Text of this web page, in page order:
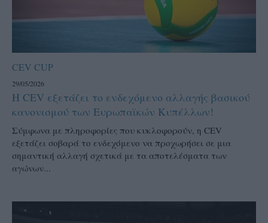
CEV CUP
29/05/2026
Η CEV εξετάζει το ενδεχόμενο αλλαγής βασικού
κανονισμού των Ευρωπαϊκών Κυπέλλων!
Σύμφωνα με πληροφορίες που κυκλοφορούν, η CEV
εξετάζει σοβαρά το ενδεχόμενο να προχωρήσει σε μια
σημαντική αλλαγή σχετικά με τα αποτελέσματα των
αγώνων...